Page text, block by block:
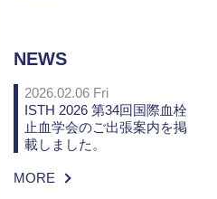
NEWS
2026.02.06 Fri
ISTH 2026 第34回国際血栓
止血学会のご出張案内を掲
載しました。
MORE